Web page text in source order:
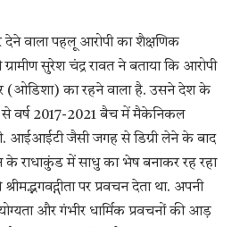
वाला पहलू आरोपी का शैक्षणिक
सुरेश चंद्र रावत ने बताया कि आरोपी
(ओडिशा) का रहने वाला है. उसने देश के
से वर्ष 2017-2021 बैच में मैकेनिकल
आईआईटी जैसी जगह से डिग्री लेने के बाद
के राधाकुंड में साधु का भेष बनाकर रह रहा
पर प्रवचन देता था. अपनी
और गंभीर धार्मिक प्रवचनों की आड़